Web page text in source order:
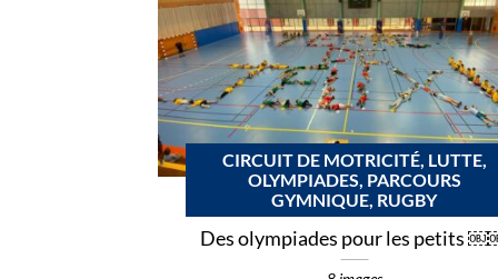
CIRCUIT DE MOTRICITÉ, LUTTE,
OLYMPIADES, PARCOURS
GYMNIQUE, RUGBY
Des olympiades pour les petits